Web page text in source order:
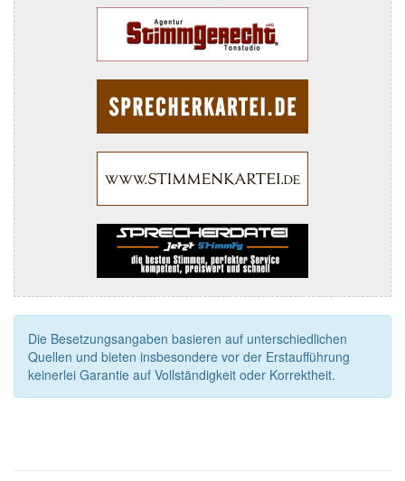
Die Besetzungsangaben basieren auf unterschiedlichen
Quellen und bieten insbesondere vor der Erstaufführung
keinerlei Garantie auf Vollständigkeit oder Korrektheit.